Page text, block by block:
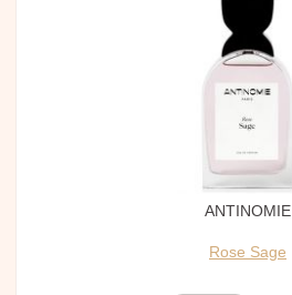
ANTINOMIE
Rose Sage